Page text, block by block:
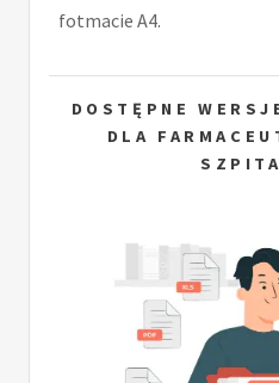
fotmacie A4.
DOSTĘPNE
DLA